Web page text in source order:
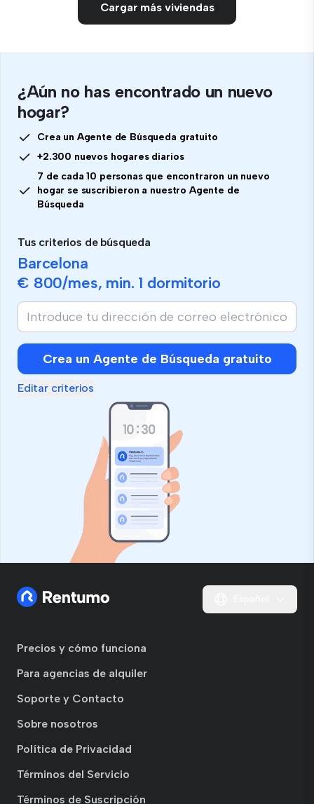
Cargar más viviendas
¿Aún no has encontrado un nuevo
hogar?
Crea un Agente de Búsqueda gratuito
+2.300 nuevos hogares diarios
7 de cada 10 personas que encontraron un nuevo
hogar se suscribieron a nuestro Agente de
Búsqueda
Tus criterios de búsqueda
Barcelona
€ 800/mes, min. 1 dormitorio
Crea un Agente de Búsqueda gratuito
Editar criterios
Precios y cómo funciona
Para agencias de alquiler
Soporte y Contacto
Sobre nosotros
Política de Privacidad
Términos del Servicio
Términos de Suscripción